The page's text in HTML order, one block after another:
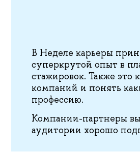
В Неделе карьеры
суперкрутой опыт в
стажировок. Также это
компаний и понять
профессию.
Компании-партнеры
аудитории хорошо